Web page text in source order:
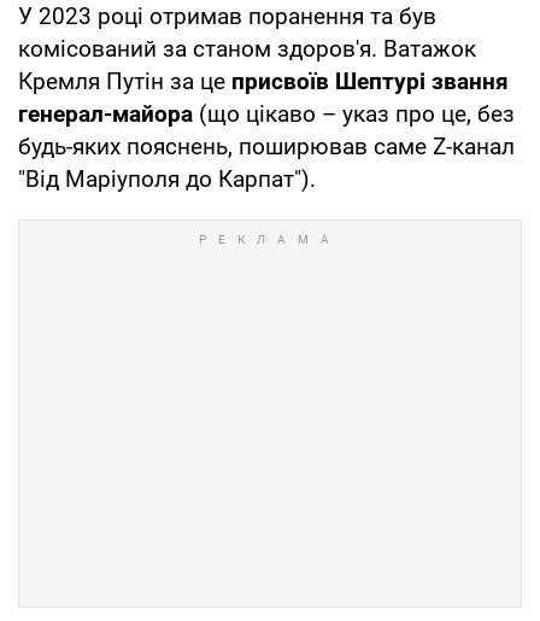
У 2023 році отримав поранення та був
комісований за станом здоров'я. Ватажок
Кремля Путін за це присвоїв Шептурі звання
генерал-майора (що цікаво – указ про це, без
будь-яких пояснень, поширював саме Z-канал
"Від Маріуполя до Карпат").